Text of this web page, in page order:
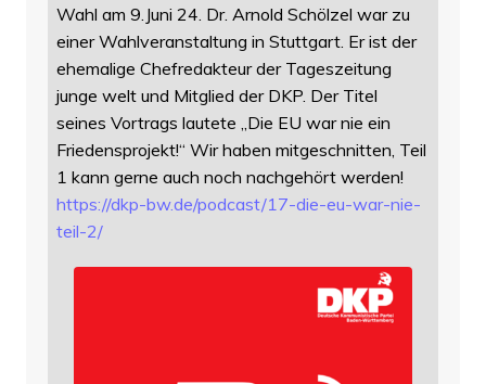
Wahl am 9.Juni 24. Dr. Arnold Schölzel war zu
einer Wahlveranstaltung in Stuttgart. Er ist der
ehemalige Chefredakteur der Tageszeitung
junge welt und Mitglied der DKP. Der Titel
seines Vortrags lautete „Die EU war nie ein
Friedensprojekt!“ Wir haben mitgeschnitten, Teil
1 kann gerne auch noch nachgehört werden!
https://dkp-bw.de/podcast/17-die-eu-war-nie-
teil-2/